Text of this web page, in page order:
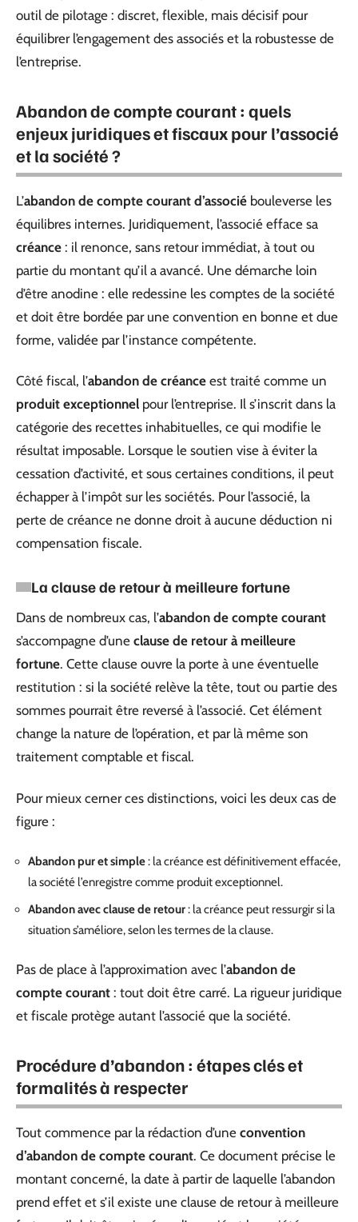
outil de pilotage : discret, flexible, mais décisif pour
équilibrer l’engagement des associés et la robustesse de
l’entreprise.
Abandon de compte courant : quels
enjeux juridiques et fiscaux pour l’associé
et la société ?
L’abandon de compte courant d’associé bouleverse les
équilibres internes. Juridiquement, l’associé efface sa
créance : il renonce, sans retour immédiat, à tout ou
partie du montant qu’il a avancé. Une démarche loin
d’être anodine : elle redessine les comptes de la société
et doit être bordée par une convention en bonne et due
forme, validée par l’instance compétente.
Côté fiscal, l’abandon de créance est traité comme un
produit exceptionnel pour l’entreprise. Il s’inscrit dans la
catégorie des recettes inhabituelles, ce qui modifie le
résultat imposable. Lorsque le soutien vise à éviter la
cessation d’activité, et sous certaines conditions, il peut
échapper à l’impôt sur les sociétés. Pour l’associé, la
perte de créance ne donne droit à aucune déduction ni
compensation fiscale.
La clause de retour à meilleure fortune
Dans de nombreux cas, l’abandon de compte courant
s’accompagne d’une clause de retour à meilleure
fortune. Cette clause ouvre la porte à une éventuelle
restitution : si la société relève la tête, tout ou partie des
sommes pourrait être reversé à l’associé. Cet élément
change la nature de l’opération, et par là même son
traitement comptable et fiscal.
Pour mieux cerner ces distinctions, voici les deux cas de
figure :
Abandon pur et simple: la créance est définitivement effacée,
la société l’enregistre comme produit exceptionnel.
Abandon avec clause de retour: la créance peut ressurgir si la
situation s’améliore, selon les termes de la clause.
Pas de place à l’approximation avec l’abandon de
compte courant : tout doit être carré. La rigueur juridique
et fiscale protège autant l’associé que la société.
Procédure d’abandon : étapes clés et
formalités à respecter
Tout commence par la rédaction d’une convention
d’abandon de compte courant. Ce document précise le
montant concerné, la date à partir de laquelle l’abandon
prend effet et s’il existe une clause de retour à meilleure